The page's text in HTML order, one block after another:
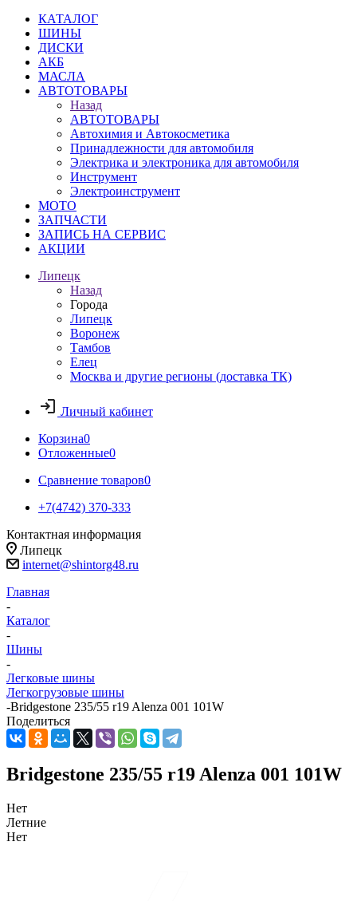
КАТАЛОГ
ШИНЫ
ДИСКИ
АКБ
МАСЛА
АВТОТОВАРЫ
Назад
АВТОТОВАРЫ
Автохимия и Автокосметика
Принадлежности для автомобиля
Электрика и электроника для автомобиля
Инструмент
Электроинструмент
МОТО
ЗАПЧАСТИ
ЗАПИСЬ НА СЕРВИС
АКЦИИ
Липецк
Назад
Города
Липецк
Воронеж
Тамбов
Елец
Москва и другие регионы (доставка ТК)
Личный кабинет
Корзина0
Отложенные0
Сравнение товаров0
+7(4742) 370-333
Контактная информация
Липецк
internet@shintorg48.ru
Главная
-
Каталог
-
Шины
-
Легковые шины
Легкогрузовые шины
-Bridgestone 235/55 r19 Alenza 001 101W
Поделиться
Bridgestone 235/55 r19 Alenza 001 101W
Нет
Летние
Нет